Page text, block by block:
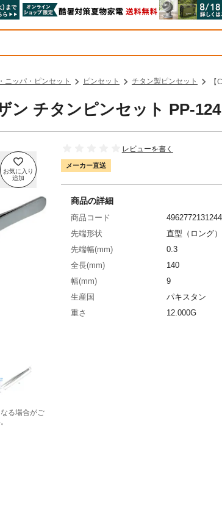
ニッパ・ピンセット ピンセット チタン製ピンセット
ン チタンピンセット PP-124
る場合がご
レビューを書く
メーカー直送
商品の詳細
商品コード
4962772131244
先端形状
直型（ロング）
先端幅(mm)
0.3
全長(mm)
140
幅(mm)
9
生産国
パキスタン
重さ
12.000G